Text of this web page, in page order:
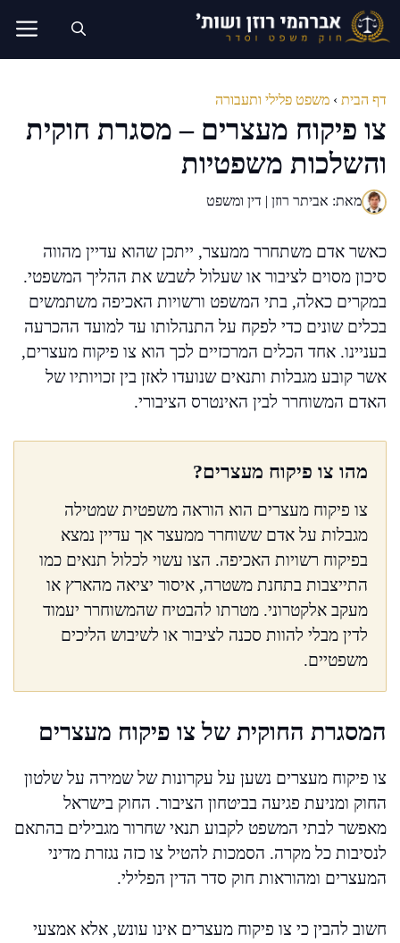
לדלג
לתוכן
דף הבית › משפט פלילי ותעבורה
צו פיקוח מעצרים – מסגרת חוקית
והשלכות משפטיות
מאת: אביתר רוזן | דין ומשפט
כאשר אדם משתחרר ממעצר, ייתכן שהוא עדיין מהווה
סיכון מסוים לציבור או שעלול לשבש את ההליך המשפטי.
במקרים כאלה, בתי המשפט ורשויות האכיפה משתמשים
בכלים שונים כדי לפקח על התנהלותו עד למועד ההכרעה
בעניינו. אחד הכלים המרכזיים לכך הוא צו פיקוח מעצרים,
אשר קובע מגבלות ותנאים שנועדו לאזן בין זכויותיו של
האדם המשוחרר לבין האינטרס הציבורי.
מהו צו פיקוח מעצרים?
צו פיקוח מעצרים הוא הוראה משפטית שמטילה
מגבלות על אדם ששוחרר ממעצר אך עדיין נמצא
בפיקוח רשויות האכיפה. הצו עשוי לכלול תנאים כמו
התייצבות בתחנת משטרה, איסור יציאה מהארץ או
מעקב אלקטרוני. מטרתו להבטיח שהמשוחרר יעמוד
לדין מבלי להוות סכנה לציבור או לשיבוש הליכים
משפטיים.
המסגרת החוקית של צו פיקוח מעצרים
צו פיקוח מעצרים נשען על עקרונות של שמירה על שלטון
החוק ומניעת פגיעה בביטחון הציבור. החוק בישראל
מאפשר לבתי המשפט לקבוע תנאי שחרור מגבילים בהתאם
לנסיבות כל מקרה. הסמכות להטיל צו כזה נגזרת מדיני
המעצרים ומהוראות חוק סדר הדין הפלילי.
חשוב להבין כי צו פיקוח מעצרים אינו עונש, אלא אמצעי